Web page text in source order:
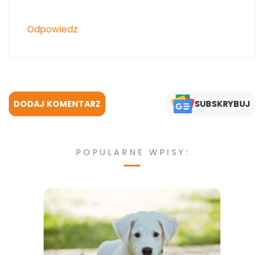
Odpowiedz
DODAJ KOMENTARZ SUBSKRYBUJ
POPULARNE WPISY: